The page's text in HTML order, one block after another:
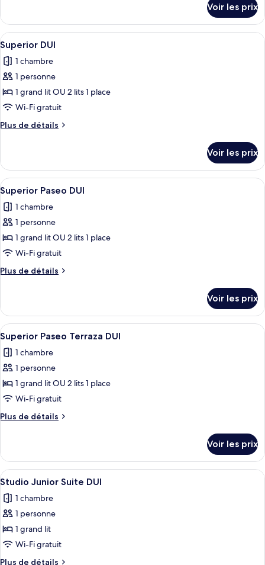
Superior
Patio
DUI
le
type
de
chambre
Superior
Patio
Voir les prix
Afficher
toutes
les
photos
pour
ce
type
de
Superior
DUI
7
Superior DUI
1 chambre
1 personne
1 grand lit OU 2 lits 1 place
Wi-Fi gratuit
Plus de détails
Plus
le
type
de
chambre
Superior
DUI
Voir les prix
Afficher
toutes
les
photos
pour
ce
type
de
Superior
Paseo
DUI
7
Superior Paseo DUI
1 chambre
1 personne
1 grand lit OU 2 lits 1 place
Wi-Fi gratuit
Plus de détails
Plus
le
type
de
chambre
Superior
Paseo
Voir les prix
Afficher
toutes
les
photos
pour
ce
type
de
Superior
Paseo
Terraza
DUI
Une chambre d’hôtel avec un
8
Superior Paseo Terraza DUI
1 chambre
1 personne
1 grand lit OU 2 lits 1 place
Wi-Fi gratuit
Plus de détails
Plus
le
type
de
Superior
Paseo
DUI
Voir les prix
Afficher
toutes
les
photos
pour
ce
type
5
Studio Junior Suite DUI
1 chambre
1 personne
1 grand lit
Wi-Fi gratuit
Plus de détails
Plus